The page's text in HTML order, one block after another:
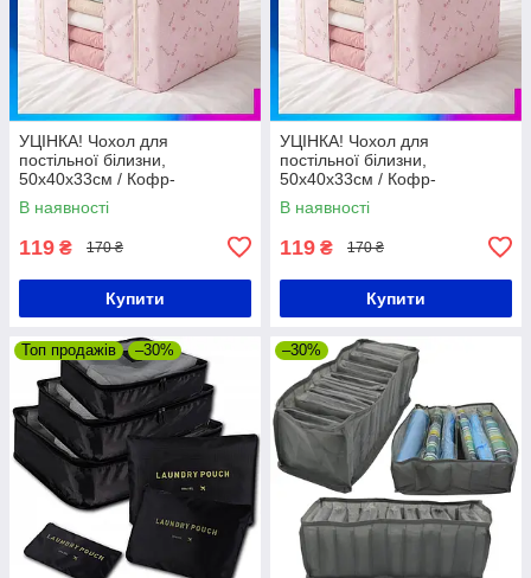
УЦІНКА! Чохол для
постільної білизни,
50х40х33см / Кофр-
органайзер для одягу /
Коробка для зберігання
речей / Органайзер у шафу
В наявності
119 ₴ 170 ₴
Купити
УЦІНКА! Чохол для
постільної білизни,
50х40х33см / Кофр-
органайзер для одягу /
Коробка для зберігання
речей / Органайзер у шафу
В наявності
119 ₴ 170 ₴
Купити
Топ продажів –30% –30%